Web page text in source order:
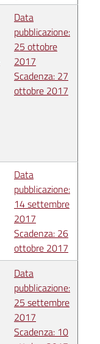
Data
pubblicazione:
25 ottobre
2017
Scadenza: 27
ottobre 2017
Data
pubblicazione:
14 settembre
2017
Scadenza: 26
ottobre 2017
Data
pubblicazione:
25 settembre
2017
Scadenza: 10